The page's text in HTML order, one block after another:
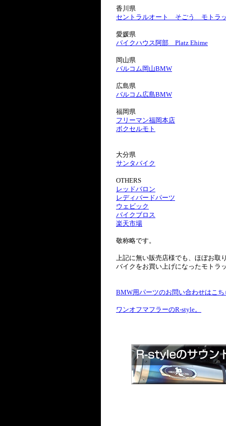
香川県
セントラルオート そごう モトラ
愛媛県
バイクハウス阿部 Platz Ehime
岡山県
バルコム岡山BMW
広島県
バルコム広島BMW
福岡県
フリーマン福岡本店
ボクセルモト
大分県
サンタバイク
OTHERS
レッドバロン
レディバードパーツ
ウェビック
バイクブロス
楽天市場
敬称略です。
上記に無い販売店様でも、ほぼお取
バイクをお買い上げになったモトラ
BMW用パーツのお問い合わせはこち
ワンオフマフラーのR-style。